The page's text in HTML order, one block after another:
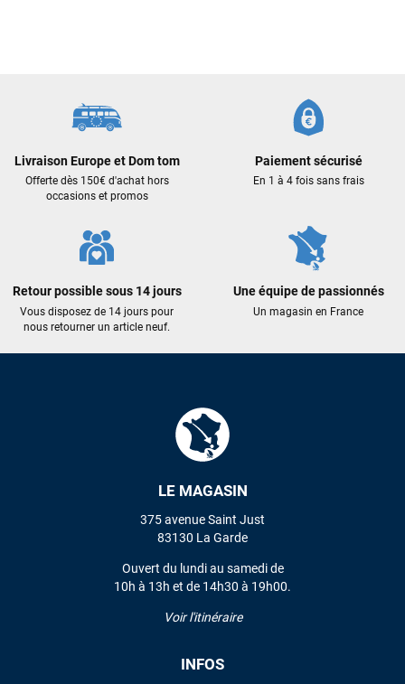
Livraison Europe et Dom tom
Offerte dès 150€ d'achat hors
occasions et promos
Paiement sécurisé
En 1 à 4 fois sans frais
Retour possible sous 14 jours
Vous disposez de 14 jours pour
nous retourner un article neuf.
Une équipe de passionnés
Un magasin en France
LE MAGASIN
375 avenue Saint Just
83130 La Garde
Ouvert du lundi au samedi de
10h à 13h et de 14h30 à 19h00.
Voir l'itinéraire
INFOS
J’ai commandé un pack via leur site internet. À peine la
commande validée, le magasin m’a appelé pour confirmer
sur le matériel à choisir, et m’a même offert du matériel en
plus. Niveau réactivité, c’est au top : la commande est partie
le lendemain, et j’ai bien reçu tout le matériel dans un colis
propre et soigné. Plus qu’à tester ça sur l’eau ! Je
recommande vivement ce magasin pour son
professionnalisme et sa réactivité.
Cela faisait 6 mois que je galérais à remplacer ma board eux